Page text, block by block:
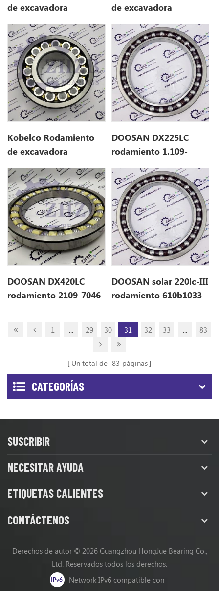
de excavadora
sk250lc
de excavadora
sk235sr-1e
Kobelco Rodamiento
de excavadora
sk350-9
DOOSAN DX225LC
rodamiento 1.109-
DOOSAN DX420LC
rodamiento 2109-7046
DOOSAN solar 220lc-III
rodamiento 610b1033-
0000
1 ... 29 30 31 32 33 ... 83
Un total de 83 páginas
CATEGORÍAS
SUSCRIBIR
NECESITAR AYUDA
ETIQUETAS CALIENTES
CONTÁCTENOS
Derechos de autor © 2026 Guangzhou HongJue Bearing Co.,
Ltd. Reservados todos los derechos.
Network IPv6 compatible con